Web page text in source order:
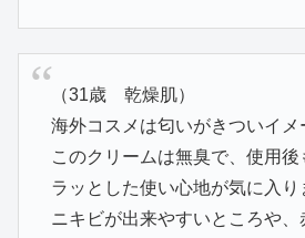
（31歳 乾燥肌）
海外コスメは匂いがきついイメ
このクリームは無臭で、使用
ラッとした使い心地が気に入り
ニキビが出来やすいところや